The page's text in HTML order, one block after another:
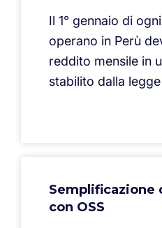
Il 1° gennaio di
operano in Perù
reddito mensile in
stabilito dalla
Semplificazione
con OSS